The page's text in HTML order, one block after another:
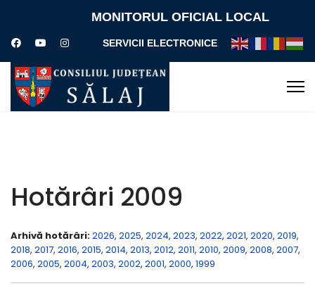
MONITORUL OFICIAL LOCAL
SERVICII ELECTRONICE
Hotărâri 2009
Arhivă hotărâri:2026, 2025, 2024, 2023, 2022, 2021, 2020, 2019,
2018, 2017, 2016, 2015, 2014, 2013, 2012, 2011, 2010, 2009, 2008, 2007,
2006, 2005, 2004, 2003, 2002, 2001, 2000, 1999